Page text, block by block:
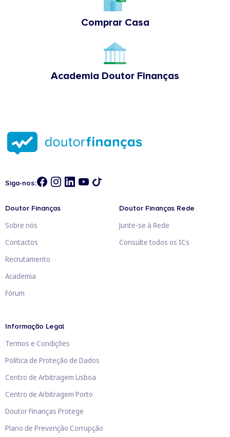
Comprar Casa
Academia Doutor Finanças
Siga-nos:
Doutor Finanças
Sobre nós
Contactos
Recrutamento
Academia
Fórum
Doutor Finanças Rede
Junte-se à Rede
Consulte todos os ICs
Informação Legal
Termos e Condições
Política de Proteção de Dados
Centro de Arbitragem Lisboa
Centro de Arbitragem Porto
Doutor Finanças Protege
Plano de Prevenção Corrupção